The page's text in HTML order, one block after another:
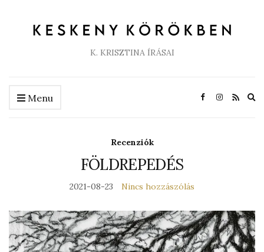
K. KRISZTINA ÍRÁSAI
Menu
Recenziók
FÖLDREPEDÉS
2021-08-23 Nincs hozzászólás